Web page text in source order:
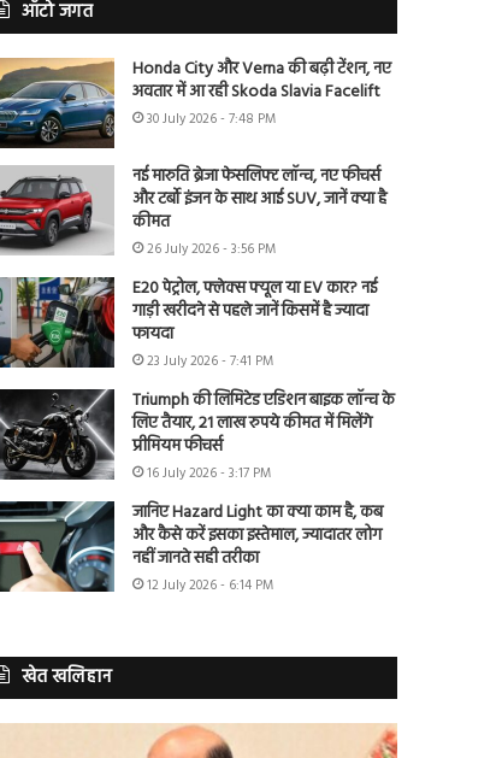
ऑटो जगत
Honda City और Verna की बढ़ी टेंशन, नए
अवतार में आ रही Skoda Slavia Facelift
30 July 2026 - 7:48 PM
नई मारुति ब्रेजा फेसलिफ्ट लॉन्च, नए फीचर्स
और टर्बो इंजन के साथ आई SUV, जानें क्या है
कीमत
26 July 2026 - 3:56 PM
E20 पेट्रोल, फ्लेक्स फ्यूल या EV कार? नई
गाड़ी खरीदने से पहले जानें किसमें है ज्यादा
फायदा
23 July 2026 - 7:41 PM
Triumph की लिमिटेड एडिशन बाइक लॉन्च के
लिए तैयार, 21 लाख रुपये कीमत में मिलेंगे
प्रीमियम फीचर्स
16 July 2026 - 3:17 PM
जानिए Hazard Light का क्या काम है, कब
और कैसे करें इसका इस्तेमाल, ज्यादातर लोग
नहीं जानते सही तरीका
12 July 2026 - 6:14 PM
खेत खलिहान